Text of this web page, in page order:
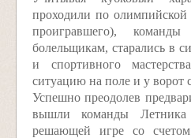
проходили по
проигравшего),
болельщикам, старались в
и спортивного
ситуацию на поле и у ворот
Успешно преодолев
вышли команды
решающей игре со